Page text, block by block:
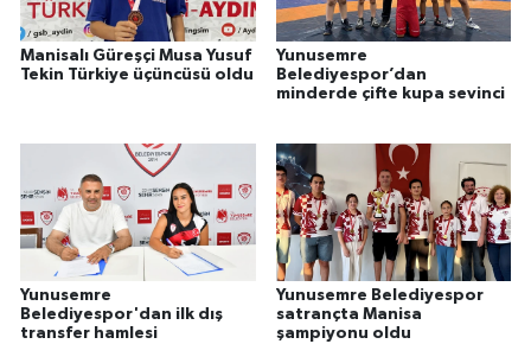
Manisalı Güreşçi Musa Yusuf
Tekin Türkiye üçüncüsü oldu
Yunusemre
Belediyespor’dan
minderde çifte kupa sevinci
Yunusemre
Belediyespor'dan ilk dış
transfer hamlesi
Yunusemre Belediyespor
satrançta Manisa
şampiyonu oldu